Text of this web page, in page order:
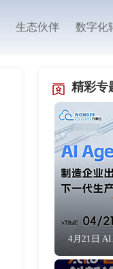
生态伙伴 数字化
精彩专
4月21日